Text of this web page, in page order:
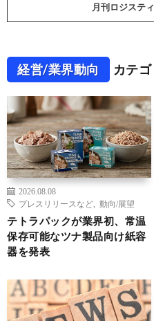
月刊ロジステ
経営/業界動向 カテ
2026.08.08
プレスリリースなど
動向/展望
テトラパックが業界初、常温
保存可能なツナ製品向け紙容
器を発表